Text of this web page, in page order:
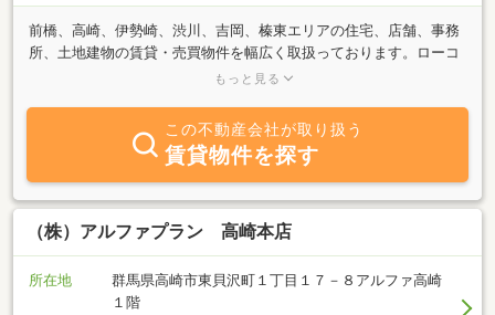
前橋、高崎、伊勢崎、渋川、吉岡、榛東エリアの住宅、店舗、事務
所、土地建物の賃貸・売買物件を幅広く取扱っております。ローコ
スト新築住宅や事業用収益物件などもございます。駐車場も完備し
もっと見る
この不動産会社が取り扱う
賃貸物件を探す
（株）アルファプラン 高崎本店
所在地
群馬県高崎市東貝沢町１丁目１７－８アルファ高崎
１階